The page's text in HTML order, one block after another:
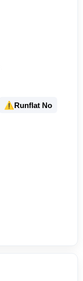
⚠️Runflat No